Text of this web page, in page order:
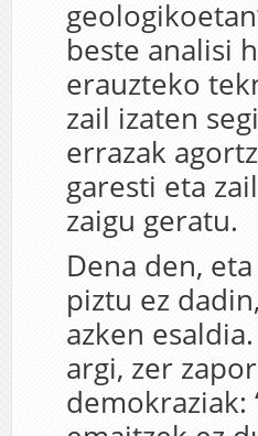
beste analisi
erauzteko
zail izaten
errazak
garesti eta
zaigu geratu.
Dena den,
piztu ez
azken
argi, zer
demokraziak: